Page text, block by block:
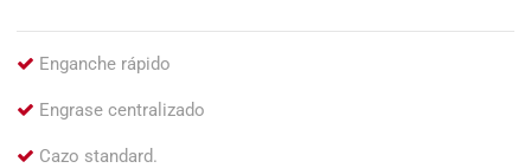
Enganche rápido
Engrase centralizado
Cazo standard.